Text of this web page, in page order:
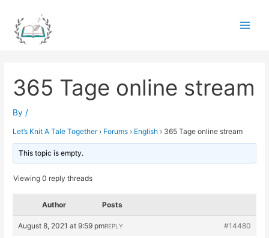
content
365 Tage online stream
By /
Let’s Knit A Tale Together › Forums › English › 365 Tage online stream
This topic is empty.
Viewing 0 reply threads
Author Posts
August 8, 2021 at 9:59 pm #14480
REPLY